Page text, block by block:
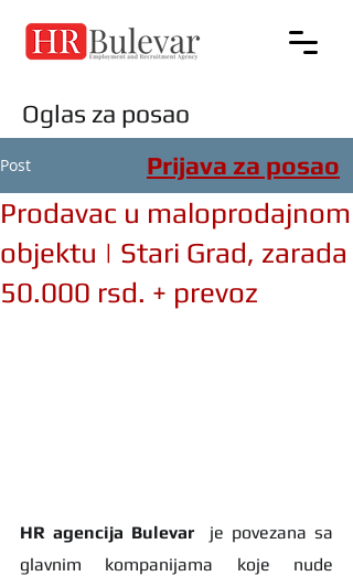
Oglas za posao
Post
Prodavac u maloprodajnom
objektu | Stari Grad, zarada
50.000 rsd. + prevoz
HR agencija Bulevar
  je povezana sa
glavnim kompanijama koje nude
Prijava za posao